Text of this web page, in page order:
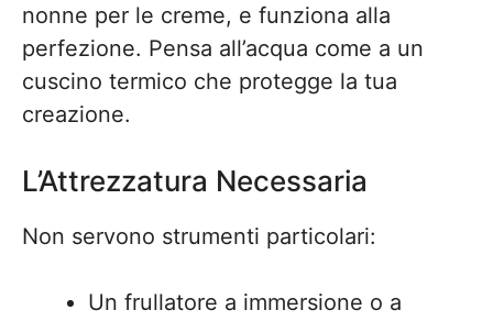
nonne per le creme, e funziona alla
perfezione. Pensa all’acqua come a un
cuscino termico che protegge la tua
creazione.
L’Attrezzatura Necessaria
Non servono strumenti particolari:
Un frullatore a immersione o a